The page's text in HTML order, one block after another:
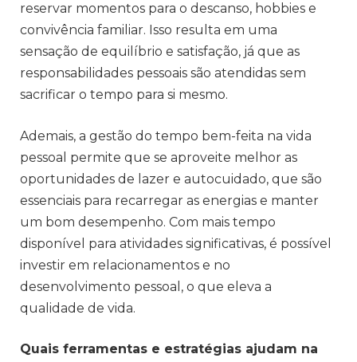
reservar momentos para o descanso, hobbies e
convivência familiar. Isso resulta em uma
sensação de equilíbrio e satisfação, já que as
responsabilidades pessoais são atendidas sem
sacrificar o tempo para si mesmo.
Ademais, a gestão do tempo bem-feita na vida
pessoal permite que se aproveite melhor as
oportunidades de lazer e autocuidado, que são
essenciais para recarregar as energias e manter
um bom desempenho. Com mais tempo
disponível para atividades significativas, é possível
investir em relacionamentos e no
desenvolvimento pessoal, o que eleva a
qualidade de vida.
Quais ferramentas e estratégias ajudam na